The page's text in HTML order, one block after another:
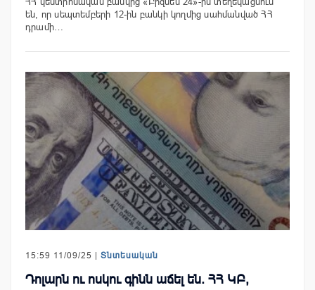
են, որ սեպտեմբերի 12-ին բանկի կողմից սահմանված ՀՀ
դրամի…
15:59 11/09/25 | Տնտեսական
Դոլարն ու ոսկու գինն աճել են. ՀՀ ԿԲ,